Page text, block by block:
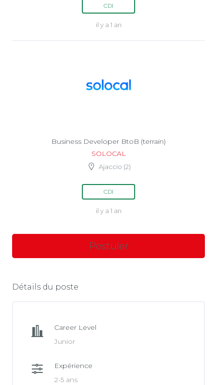
CDI
il y a 1 an
Business Developer BtoB (terrain)
SOLOCAL
Ajaccio (2)
CDI
il y a 1 an
Détails du poste
Career Level
Junior
Expérience
2-5 ans